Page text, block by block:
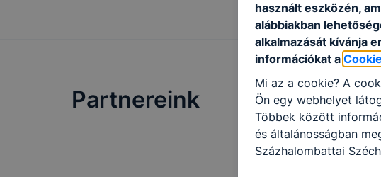
Partnereink
használt eszközén,
alábbiakban
alkalmazását kívánja
információkat a
Mi az a cookie? A
Ön egy webhelyet
Többek között
és általánosságban
Százhalombattai
következő célokból